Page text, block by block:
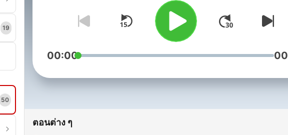
19
50
ปั่นป่วนไปกับเจ้ากระต่ายน้อย
ผองเพื่อน ที่จะสร้างแรงบันดา
ให้น้อง ๆ เป็นเด็กดี มีความรั
ชอบต่อตนเองและผู้อื่นในสัง
00:00
ตอนต่าง ๆ